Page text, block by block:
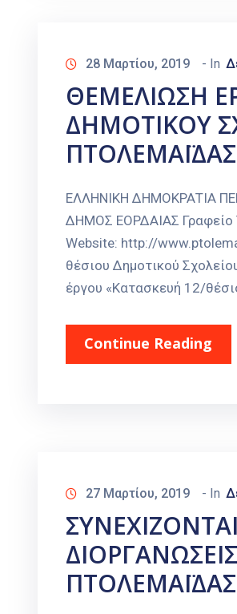
28 Μαρτίου, 2019 - In
ΘΕΜΕΛΙΩΣΗ
ΔΗΜΟΤΙΚΟΥ
ΠΤΟΛΕΜΑΪΔΑΣ
ΕΛΛΗΝΙΚΗ ΔΗΜΟΚΡΑΤΙΑ
ΔΗΜΟΣ ΕΟΡΔΑΙΑΣ Γραφείο
Website: http://
θέσιου Δημοτικού
έργου «Κατασκευή 12/
Continue Reading
27 Μαρτίου, 2019 - In
ΠΤΟΛΕΜΑΪΔΑΣ